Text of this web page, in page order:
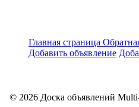
Главная страница
Добавить объявление
© 2026 Доска объявлений